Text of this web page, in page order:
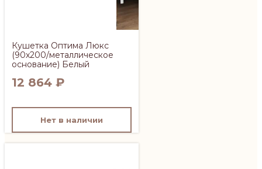
Кушетка Оптима Люкс
(90х200/металлическое
основание) Белый
12 864 ₽
Нет в наличии